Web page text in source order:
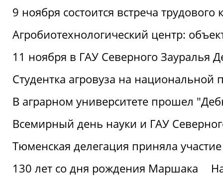
9 ноября состоится встреча трудового
Агробиотехнологический центр:
11 ноября в ГАУ Северного Зауралья
Студентка агровуза на национальной
В аграрном университете прошел
Всемирный день науки и ГАУ
Тюменская делегация приняла
130 лет со дня рождения Маршака